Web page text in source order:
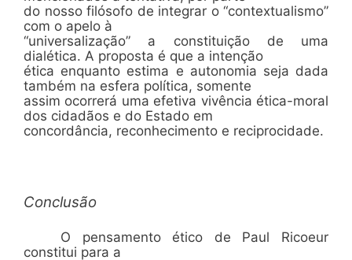
do nosso filósofo de integrar o “contextualismo”
com o apelo à
“universalização” a constituição de uma
dialética. A proposta é que a intenção
ética enquanto estima e autonomia seja dada
também na esfera política, somente
assim ocorrerá uma efetiva vivência ética-moral
dos cidadãos e do Estado em
concordância, reconhecimento e reciprocidade.
Conclusão
O pensamento ético de Paul Ricoeur
constitui para a